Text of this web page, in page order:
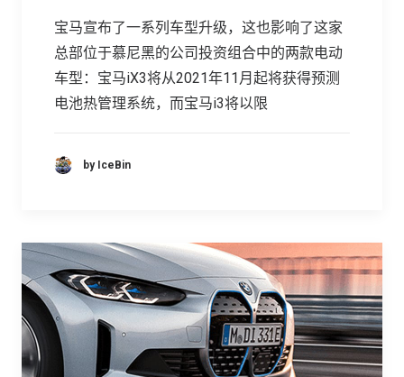
宝马宣布了一系列车型升级，这也影响了这家
总部位于慕尼黑的公司投资组合中的两款电动
车型：宝马iX3将从2021年11月起将获得预测
电池热管理系统，而宝马i3将以限
by IceBin